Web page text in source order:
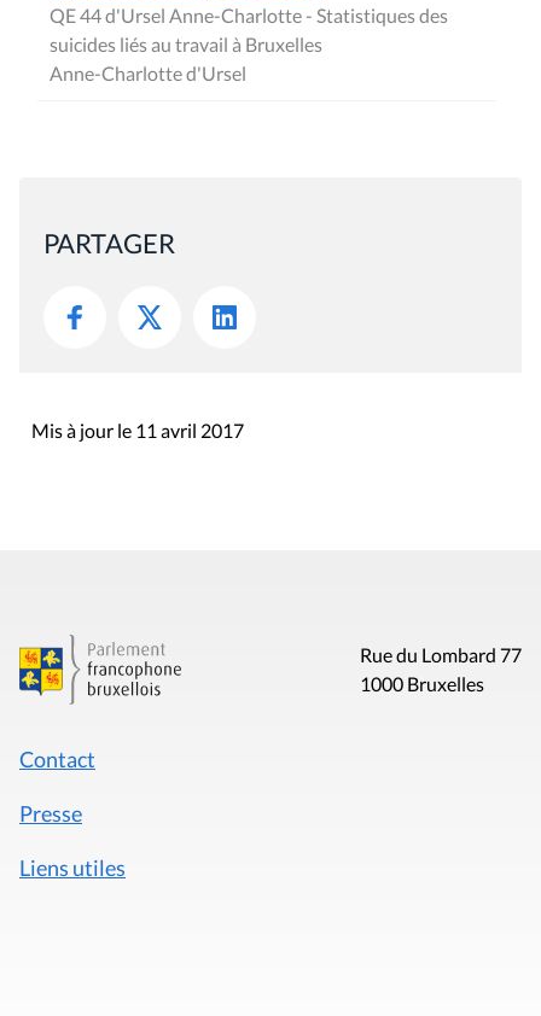
QE 44 d'Ursel Anne-Charlotte - Statistiques des
suicides liés au travail à Bruxelles
Anne-Charlotte d'Ursel
PARTAGER
Mis à jour le 11 avril 2017
Rue du Lombard 77
1000 Bruxelles
Contact
Presse
Liens utiles